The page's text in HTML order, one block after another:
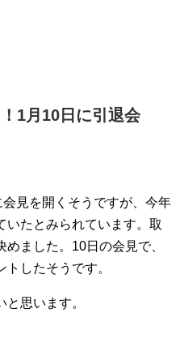
1月10日に引退会
見を開くそうですが、今年
いたとみられています。取
ました。10日の会見で、
したそうです。
思います。